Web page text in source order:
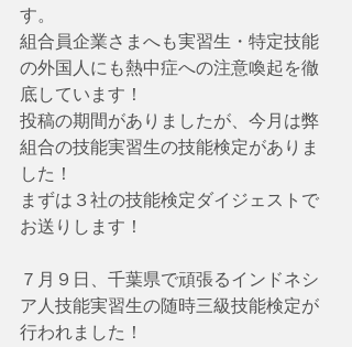
す。
組合員企業さまへも実習生・特定技能
の外国人にも熱中症への注意喚起を徹
底しています！
投稿の期間がありましたが、今月は弊
組合の技能実習生の技能検定がありま
した！
まずは３社の技能検定ダイジェストで
お送りします！
７月９日、千葉県で頑張るインドネシ
ア人技能実習生の随時三級技能検定が
行われました！